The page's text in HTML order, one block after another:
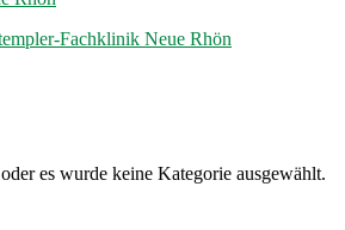
es wurde keine Kategorie ausgewählt.